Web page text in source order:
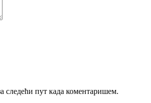
следећи пут када коментаришем.